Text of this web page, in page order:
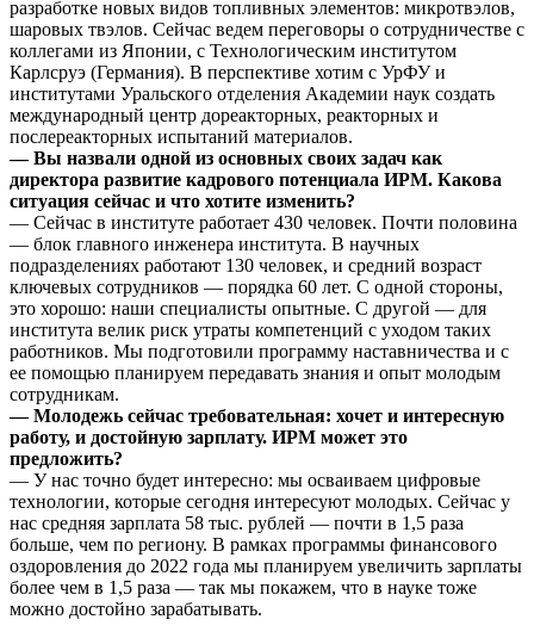
разработке новых видов топливных элементов: микротвэлов,
шаровых твэлов. Сейчас ведем переговоры о сотрудничестве с
коллегами из Японии, с Технологическим институтом
Карлсруэ (Германия). В перспективе хотим с УрФУ и
институтами Уральского отделения Академии наук создать
международный центр дореакторных, реакторных и
послереакторных испытаний материалов.
— Вы назвали одной из основных своих задач как
директора развитие кадрового потенциала ИРМ. Какова
ситуация сейчас и что хотите изменить?
— Сейчас в институте работает 430 человек. Почти половина
— блок главного инженера института. В научных
подразделениях работают 130 человек, и средний возраст
ключевых сотрудников — порядка 60 лет. С одной стороны,
это хорошо: наши специалисты опытные. С другой — для
института велик риск утраты компетенций с уходом таких
работников. Мы подготовили программу наставничества и с
ее помощью планируем передавать знания и опыт молодым
сотрудникам.
— Молодежь сейчас требовательная: хочет и интересную
работу, и достойную зарплату. ИРМ может это
предложить?
— У нас точно будет интересно: мы осваиваем цифровые
технологии, которые сегодня интересуют молодых. Сейчас у
нас средняя зарплата 58 тыс. рублей — почти в 1,5 раза
больше, чем по региону. В рамках программы финансового
оздоровления до 2022 года мы планируем увеличить зарплаты
более чем в 1,5 раза — так мы покажем, что в науке тоже
можно достойно зарабатывать.